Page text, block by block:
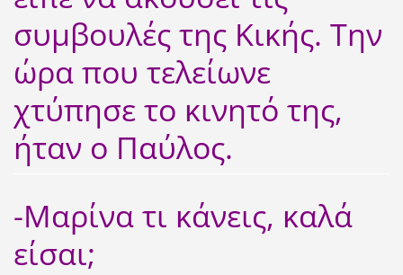
συμβουλές της Κικής. Την
ώρα που τελείωνε
χτύπησε το κινητό της,
ήταν ο Παύλος.
-Μαρίνα τι κάνεις, καλά
είσαι;